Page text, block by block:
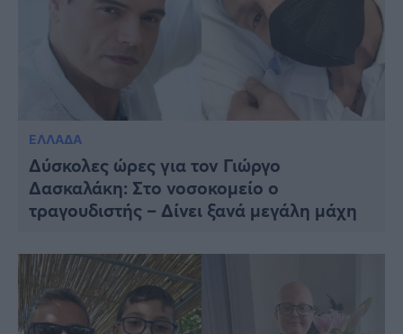
ΕΛΛΑΔΑ
Δύσκολες ώρες για τον Γιώργο
Δασκαλάκη: Στο νοσοκομείο ο
τραγουδιστής – Δίνει ξανά μεγάλη μάχη